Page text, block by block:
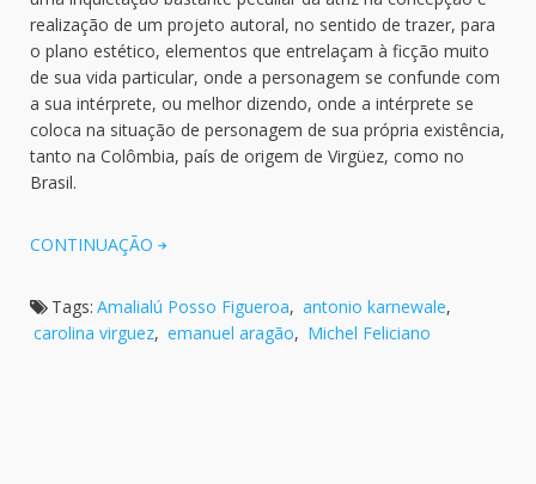
realização de um projeto autoral, no sentido de trazer, para
o plano estético, elementos que entrelaçam à ficção muito
de sua vida particular, onde a personagem se confunde com
a sua intérprete, ou melhor dizendo, onde a intérprete se
coloca na situação de personagem de sua própria existência,
tanto na Colômbia, país de origem de Virgüez, como no
Brasil.
CONTINUAÇÃO
Tags: Amalialú Posso Figueroa, antonio karnewale,
carolina virguez, emanuel aragão, Michel Feliciano